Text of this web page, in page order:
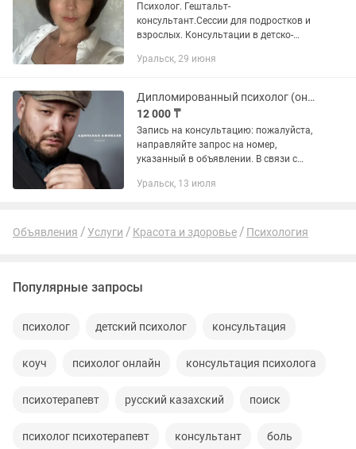
Психолог. Гештальт-
консультант.Сессии для подростков и
взрослых. Консультации в детско-
Если вы чувствуете тревогу, усталость,
Уральск, 29 июня
Дипломированный психолог (онлайн)
12 000 ₸
Запись на консультацию: пожалуйста,
направляйте запрос на номер,
указанный в объявлении. В связи с
ответить на звонок, поэтому
Уральск, 13 июля
Объявления Услуги Красота и здоровье Психология
Популярные запросы
психолог детский психолог консультация
коуч психолог онлайн консультация психолога
психотерапевт русский казахский поиск
психолог психотерапевт консультант боль